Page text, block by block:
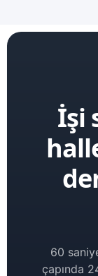
İşi
60
çapında